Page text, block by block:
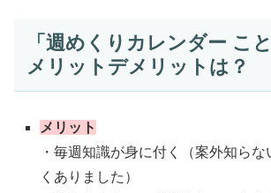
「週めくりカレンダー こ
メリットデメリットは？
メリット
・毎週知識が身に付く（案外知ら
くありました）